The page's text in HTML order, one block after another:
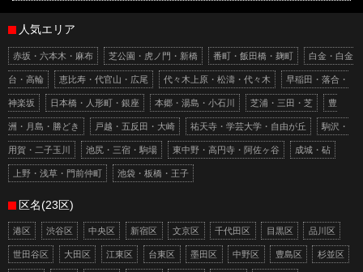
人気エリア
赤坂・六本木・麻布 芝公園・虎ノ門・新橋 番町・飯田橋・麹町 白金・白金
台・高輪 恵比寿・代官山・広尾 代々木上原・松濤・代々木 早稲田・落合・
神楽坂 日本橋・人形町・銀座 本郷・湯島・小石川 芝浦・三田・芝 豊
洲・月島・勝どき 戸越・五反田・大崎 祐天寺・学芸大学・自由が丘 駒沢・
用賀・二子玉川 池尻・三宿・駒場 東中野・高円寺・阿佐ヶ谷 成城・砧
上野・浅草・門前仲町 池袋・板橋・王子
区名(23区)
港区 渋谷区 中央区 新宿区 文京区 千代田区 目黒区 品川区
世田谷区 大田区 江東区 台東区 墨田区 中野区 豊島区 杉並区